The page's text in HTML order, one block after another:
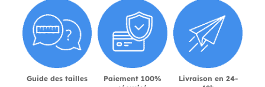
Guide des tailles
Paiement 100%
Livraison en 24-